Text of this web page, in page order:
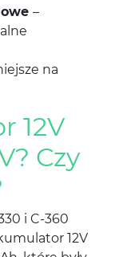
–
na
12V
Czy
i C-360
12V